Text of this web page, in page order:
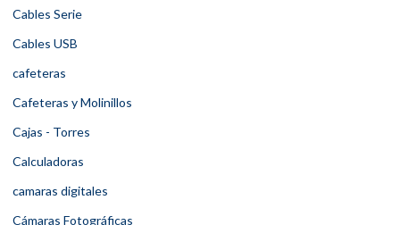
Cables Serie
Cables USB
cafeteras
Cafeteras y Molinillos
Cajas - Torres
Calculadoras
camaras digitales
Cámaras Fotográficas